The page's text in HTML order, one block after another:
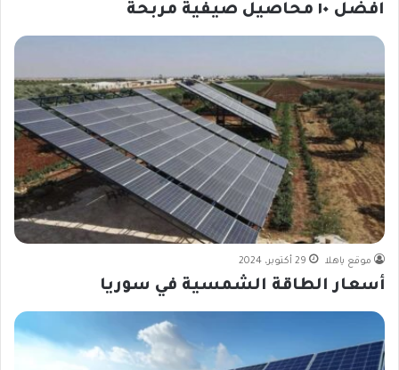
افضل ١٠ محاصيل صيفية مربحة
موقع ياهلا 29 أكتوبر، 2024
أسعار الطاقة الشمسية في سوريا